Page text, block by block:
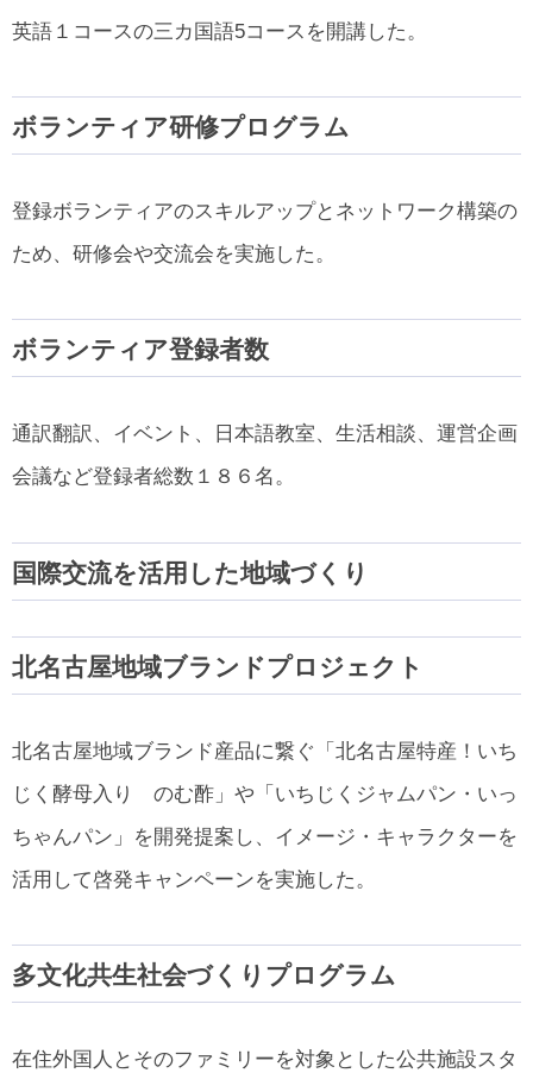
英語１コースの三カ国語5コースを開講した。
ボランティア研修プログラム
登録ボランティアのスキルアップとネットワーク構築の
ため、研修会や交流会を実施した。
ボランティア登録者数
通訳翻訳、イベント、日本語教室、生活相談、運営企画
会議など登録者総数１８６名。
国際交流を活用した地域づくり
北名古屋地域ブランドプロジェクト
北名古屋地域ブランド産品に繋ぐ「北名古屋特産！いち
じく酵母入り のむ酢」や「いちじくジャムパン・いっ
ちゃんパン」を開発提案し、イメージ・キャラクターを
活用して啓発キャンペーンを実施した。
多文化共生社会づくりプログラム
在住外国人とそのファミリーを対象とした公共施設スタ